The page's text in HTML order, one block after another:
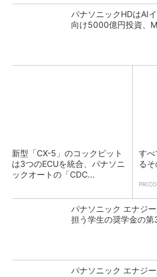
パナソニックHDはAI
向け5000億円投資、
新型「CX-5」のコックピット
は3つのECUを統合、パナソニ
ックオートの「CDC...
す
る
パナソニック エナジ
担う学生の奨学金の
パナソニック エナジ